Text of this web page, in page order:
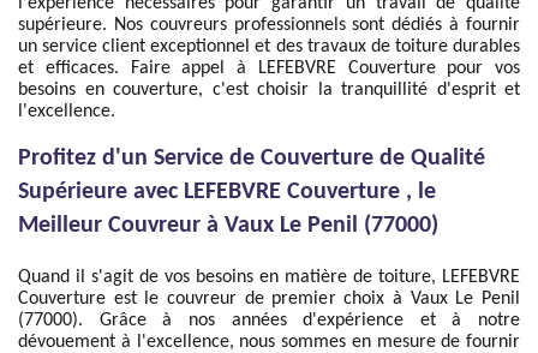
supérieure. Nos couvreurs professionnels sont dédiés à fournir
un service client exceptionnel et des travaux de toiture durables
et efficaces. Faire appel à LEFEBVRE Couverture pour vos
besoins en couverture, c'est choisir la tranquillité d'esprit et
l'excellence.
Profitez d'un Service de Couverture de Qualité
Supérieure avec LEFEBVRE Couverture , le
Meilleur Couvreur à Vaux Le Penil (77000)
Quand il s'agit de vos besoins en matière de toiture, LEFEBVRE
Couverture est le couvreur de premier choix à Vaux Le Penil
(77000). Grâce à nos années d'expérience et à notre
dévouement à l'excellence, nous sommes en mesure de fournir